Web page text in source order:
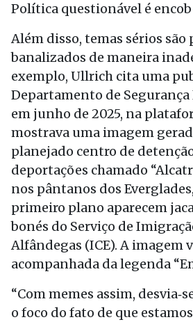
Política questionável é
Além disso, temas sérios são
banalizados de maneira
exemplo, Ullrich cita uma
Departamento de Segurança
em junho de 2025, na
mostrava uma imagem
planejado centro de
deportações chamado
nos pântanos dos
primeiro plano aparecem
bonés do Serviço de
Alfândegas (ICE). A imagem
acompanhada da legenda
“Com memes assim,
o foco do fato de que